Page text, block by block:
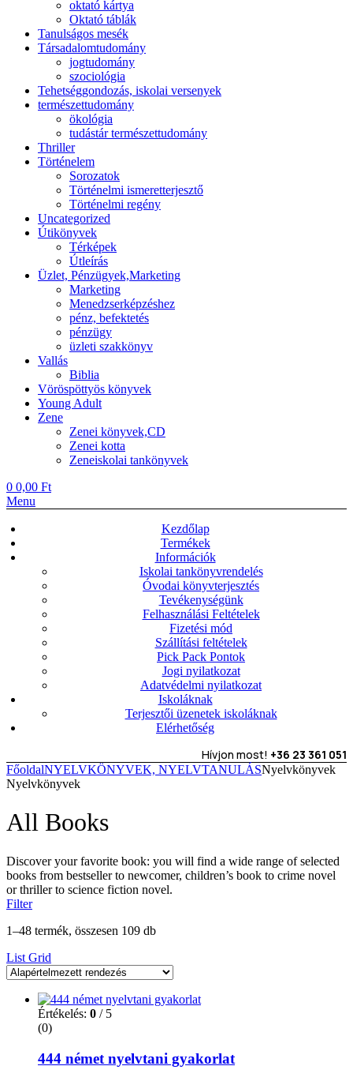
oktató kártya
Oktató táblák
Tanulságos mesék
Társadalomtudomány
jogtudomány
szociológia
Tehetséggondozás, iskolai versenyek
természettudomány
ökológia
tudástár természettudomány
Thriller
Történelem
Sorozatok
Történelmi ismeretterjesztő
Történelmi regény
Uncategorized
Útikönyvek
Térképek
Útleírás
Üzlet, Pénzügyek,Marketing
Marketing
Menedzserképzéshez
pénz, befektetés
pénzügy
üzleti szakkönyv
Vallás
Biblia
Vöröspöttyös könyvek
Young Adult
Zene
Zenei könyvek,CD
Zenei kotta
Zeneiskolai tankönyvek
0 0,00 Ft
Menu
Kezdőlap
Termékek
Információk
Iskolai tankönyvrendelés
Óvodai könyvterjesztés
Tevékenységünk
Felhasználási Feltételek
Fizetési mód
Szállítási feltételek
Pick Pack Pontok
Jogi nyilatkozat
Adatvédelmi nyilatkozat
Iskoláknak
Terjesztői üzenetek iskoláknak
Elérhetőség
Hívjon most! +36 23 361 051
FőoldalNYELVKÖNYVEK, NYELVTANULÁSNyelvkönyvek
Nyelvkönyvek
All Books
Discover your favorite book: you will find a wide range of selected
books from bestseller to newcomer, children’s book to crime novel
or thriller to science fiction novel.
Filter
1–48 termék, összesen 109 db
List Grid
Értékelés: 0 / 5
(0)
444 német nyelvtani gyakorlat